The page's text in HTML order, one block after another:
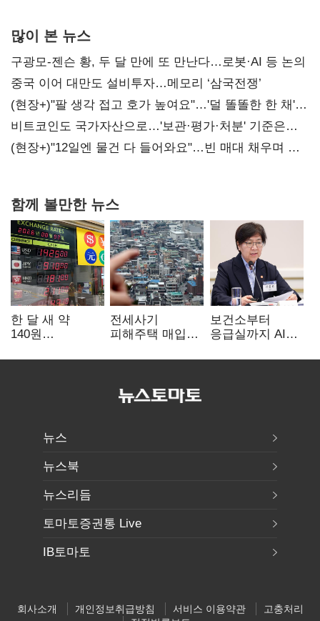
많이 본 뉴스
구광모-젠슨 황, 두 달 만에 또 만난다…로봇·AI 등 논의
중국 이어 대만도 설비투자…메모리 ‘삼국전쟁’
(현장+)"팔 생각 접고 호가 높여요"…'덜 똘똘한 한 채'
20억 키맞추기
비트코인도 국가자산으로…'보관·평가·처분' 기준은
숙제
(현장+)"12일엔 물건 다 들어와요"…빈 매대 채우며 문
함께 볼만한 뉴스
한 달 새 약
140원
엔저'에 원화
전세사기
피해주택 매입
누적 피해자
보건소부터
응급실까지 AI
혁신 본격화
뉴스
뉴스북
뉴스리듬
토마토증권통 Live
IB토마토
회사소개 개인정보취급방침 서비스 이용약관
고충처리